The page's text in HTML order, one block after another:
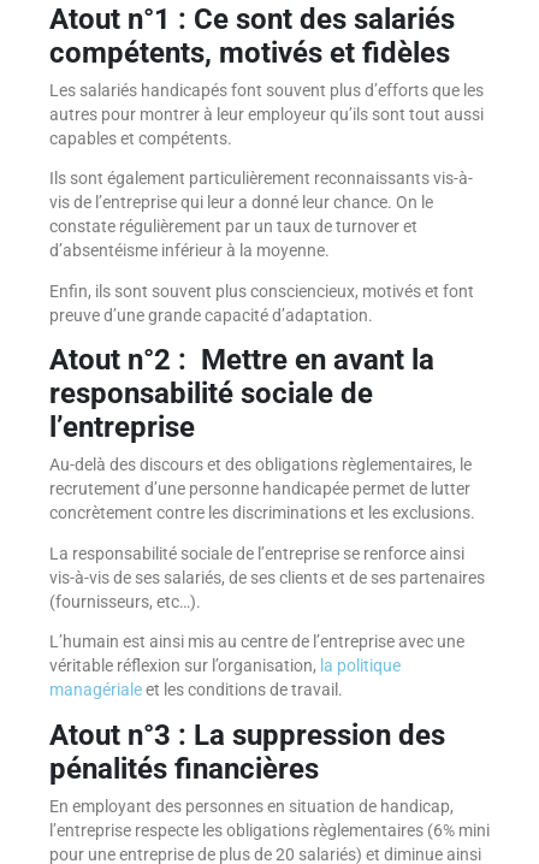
Atout n°1 : Ce sont des salariés
compétents, motivés et fidèles
Les salariés handicapés font souvent plus d’efforts que les
autres pour montrer à leur employeur qu’ils sont tout aussi
capables et compétents.
Ils sont également particulièrement reconnaissants vis-à-
vis de l’entreprise qui leur a donné leur chance. On le
constate régulièrement par un taux de turnover et
d’absentéisme inférieur à la moyenne.
Enfin, ils sont souvent plus consciencieux, motivés et font
preuve d’une grande capacité d’adaptation.
Atout n°2 : Mettre en avant la
responsabilité sociale de
l’entreprise
Au-delà des discours et des obligations règlementaires, le
recrutement d’une personne handicapée permet de lutter
concrètement contre les discriminations et les exclusions.
La responsabilité sociale de l’entreprise se renforce ainsi
vis-à-vis de ses salariés, de ses clients et de ses partenaires
(fournisseurs, etc…).
L’humain est ainsi mis au centre de l’entreprise avec une
véritable réflexion sur l’organisation, la politique
managérialeet les conditions de travail.
Atout n°3 : La suppression des
pénalités financières
En employant des personnes en situation de handicap,
l’entreprise respecte les obligations règlementaires (6% mini
pour une entreprise de plus de 20 salariés) et diminue ainsi